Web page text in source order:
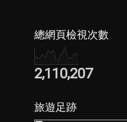
總網頁檢視次數
2,110,207
旅遊足跡